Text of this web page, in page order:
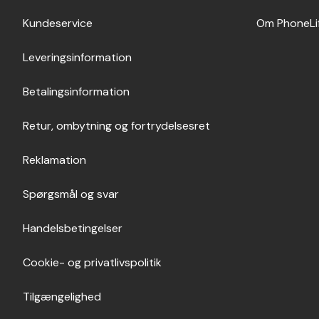
Kundeservice
Leveringsinformation
Betalingsinformation
Retur, ombytning og fortrydelsesret
Reklamation
Spørgsmål og svar
Handelsbetingelser
Cookie- og privatlivspolitik
Tilgængelighed
Om